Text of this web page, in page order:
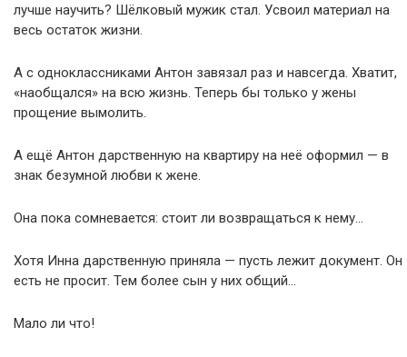
лучше научить? Шёлковый мужик стал. Усвоил материал на
весь остаток жизни.
А с одноклассниками Антон завязал раз и навсегда. Хватит,
«наобщался» на всю жизнь. Теперь бы только у жены
прощение вымолить.
А ещё Антон дарственную на квартиру на неё оформил — в
знак безумной любви к жене.
Она пока сомневается: стоит ли возвращаться к нему…
Хотя Инна дарственную приняла — пусть лежит документ. Он
есть не просит. Тем более сын у них общий…
Мало ли что!